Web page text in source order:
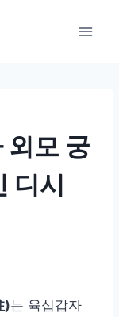
외모 궁
디시
)는 육십갑자